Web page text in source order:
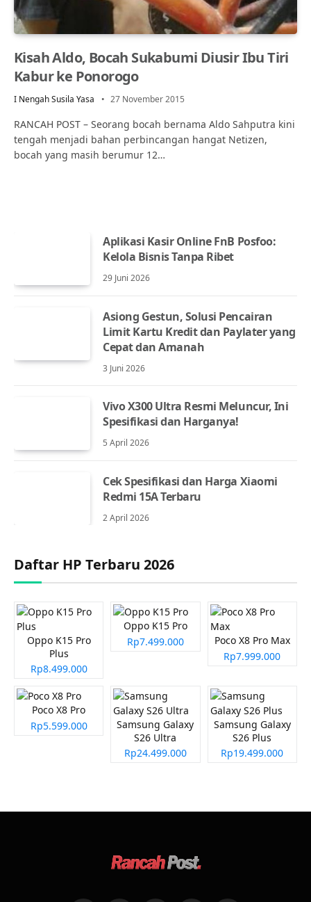
Kisah Aldo, Bocah Sukabumi Diusir Ibu Tiri
Kabur ke Ponorogo
I Nengah Susila Yasa 27 November 2015
RANCAH POST – Seorang bocah bernama Aldo Sahputra kini
tengah menjadi bahan perbincangan hangat Netizen,
bocah yang masih berumur 12…
Aplikasi Kasir Online FnB Posfoo:
Kelola Bisnis Tanpa Ribet
29 Juni 2026
Asiong Gestun, Solusi Pencairan
Limit Kartu Kredit dan Paylater yang
Cepat dan Amanah
3 Juni 2026
Vivo X300 Ultra Resmi Meluncur, Ini
Spesifikasi dan Harganya!
5 April 2026
Cek Spesifikasi dan Harga Xiaomi
Redmi 15A Terbaru
2 April 2026
Daftar HP Terbaru 2026
Oppo K15 Pro
Plus
Rp8.499.000
Oppo K15 Pro
Rp7.499.000
Poco X8 Pro Max
Rp7.999.000
Poco X8 Pro
Rp5.599.000
Samsung Galaxy
S26 Ultra
Rp24.499.000
Samsung Galaxy
S26 Plus
Rp19.499.000